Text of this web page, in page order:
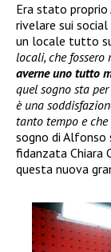
Era stato proprio
rivelare sui
un locale tutto
locali, che fossero
averne uno tutto
quel sogno sta
è una
tanto tempo e
sogno di Alfonso
fidanzata Chiara
questa nuova